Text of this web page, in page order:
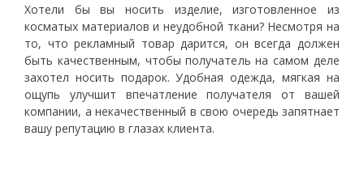
Хотели бы вы носить изделие, изготовленное из
косматых материалов и неудобной ткани? Несмотря на
то, что рекламный товар дарится, он всегда должен
быть качественным, чтобы получатель на самом деле
захотел носить подарок. Удобная одежда, мягкая на
ощупь улучшит впечатление получателя от вашей
компании, а некачественный в свою очередь запятнает
вашу репутацию в глазах клиента.